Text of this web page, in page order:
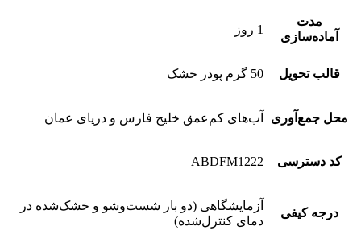
مدت
آماده‌سازی
1 روز
قالب تحویل 50 گرم پودر خشک
محل جمع‌آوری آب‌های کم‌عمق خلیج فارس و دریای عمان
کد دسترسی ABDFM1222
درجه کیفی
آزمایشگاهی (دو بار شست‌وشو و خشک‌شده در
دمای کنترل‌شده)